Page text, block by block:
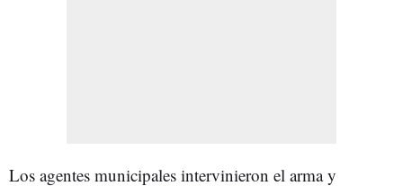
Los agentes municipales intervinieron el arma y